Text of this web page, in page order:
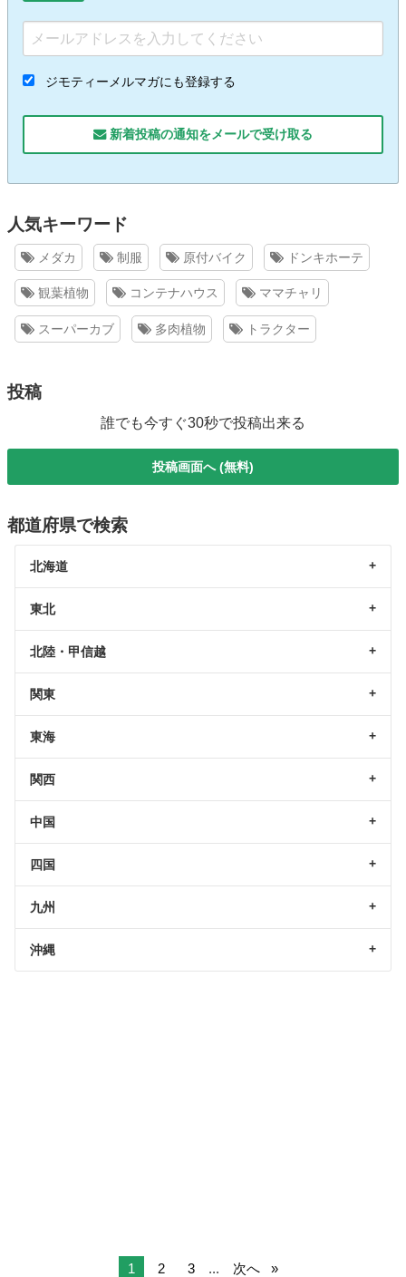
ジモティーメルマガにも登録する
新着投稿の通知をメールで受け取る
人気キーワード
メダカ 制服 原付バイク ドンキホーテ
観葉植物 コンテナハウス ママチャリ
スーパーカブ 多肉植物 トラクター
投稿
誰でも今すぐ30秒で投稿出来る
投稿画面へ (無料)
都道府県で検索
北海道
東北
北陸・甲信越
関東
東海
関西
中国
四国
九州
沖縄
1 2 3 ... 次へ